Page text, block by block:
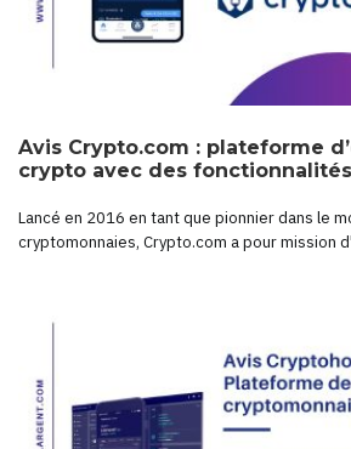
Avis Crypto.com : plateforme
crypto avec des
Lancé en 2016 en tant que pionnier dans le
cryptomonnaies, Crypto.com a pour mission